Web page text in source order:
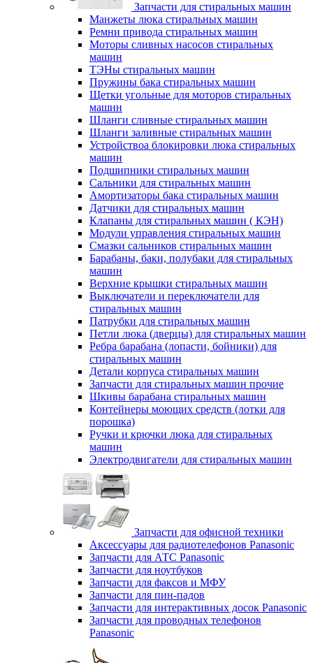
Запчасти для стиральных машин
Манжеты люка стиральных машин
Ремни привода стиральных машин
Моторы сливных насосов стиральных
машин
ТЭНы стиральных машин
Пружины бака стиральных машин
Щетки угольные для моторов стиральных
машин
Шланги сливные стиральных машин
Шланги заливные стиральных машин
Устройствоа блокировки люка стиральных
машин
Подшипники стиральных машин
Сальники для стиральных машин
Амортизаторы бака стиральных машин
Датчики для стиральных машин
Клапаны для стиральных машин ( КЭН)
Модули управления стиральных машин
Смазки сальников стиральных машин
Барабаны, баки, полубаки для стиральных
машин
Верхние крышки стиральных машин
Выключатели и переключатели для
стиральных машин
Патрубки для стиральных машин
Петли люка (дверцы) для стиральных машин
Ребра барабана (лопасти, бойники) для
стиральных машин
Детали корпуса стиральных машин
Запчасти для стиральных машин прочие
Шкивы барабана стиральных машин
Контейнеры моющих средств (лотки для
порошка)
Ручки и крючки люка для стиральных
машин
Электродвигатели для стиральных машин
Запчасти для офисной техники
Аксессуары для радиотелефонов Panasonic
Запчасти для АТС Panasonic
Запчасти для ноутбуков
Запчасти для факсов и МФУ
Запчасти для пин-падов
Запчасти для интерактивных досок Panasonic
Запчасти для проводных телефонов
Panasonic